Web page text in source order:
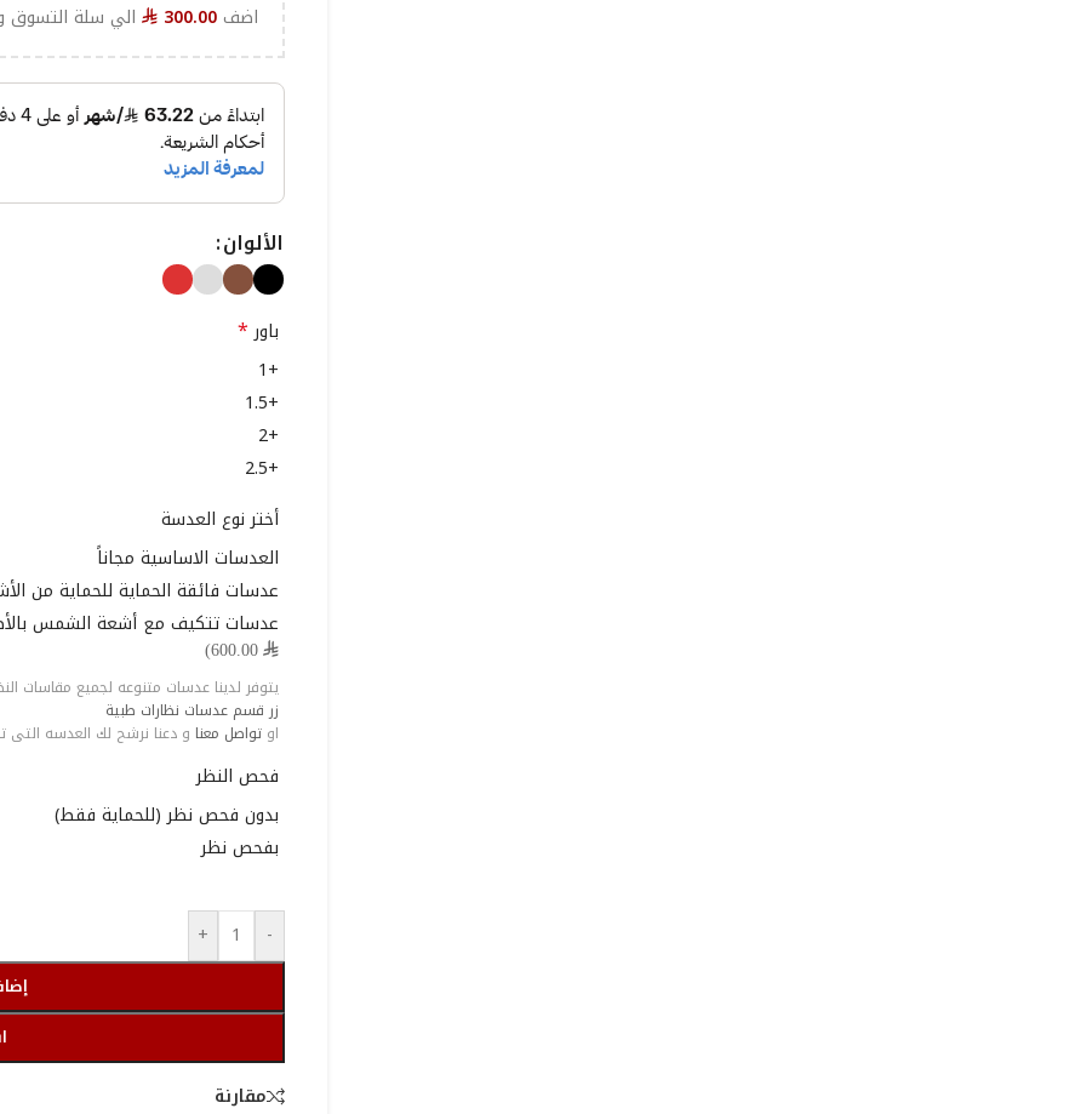
اضف ⃁ 300.00 الي سلة التسوق
الألوان
باور *
+1
+1.5
+2
+2.5
أختر نوع العدسة
العدسات الاساسية مجاناً
عدسات فائقة الحماية للحماية من
عدسات تتكيف مع أشعة الشمس
⃁ 600.00)
يتوفر لدينا عدسات متنوعه لجميع مقاسات
زر قسم عدسات نظارات طبية
او تواصل معنا و دعنا نرشح لك العدسه التى
فحص النظر
بدون فحص نظر (للحماية فقط)
بفحص نظر
-
+
مقارنة